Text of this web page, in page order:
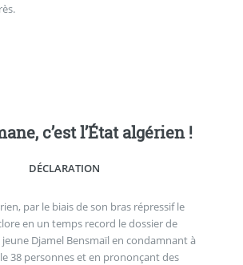
c’est l’État algérien !
DÉCLARATION
par le biais de son bras répressif le
en un temps record le dossier de
jeune Djamel Bensmaïl en condamnant à
38 personnes et en prononçant des